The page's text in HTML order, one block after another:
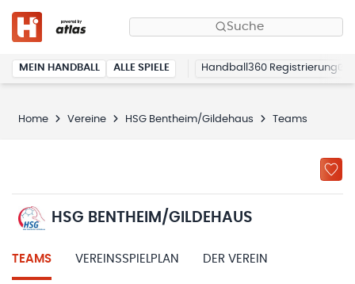
Suche
MEIN HANDBALL ALLE SPIELE Handball360 Registrierung
Home Vereine HSG Bentheim/Gildehaus Teams
HSG BENTHEIM/GILDEHAUS
TEAMS VEREINSSPIELPLAN DER VEREIN